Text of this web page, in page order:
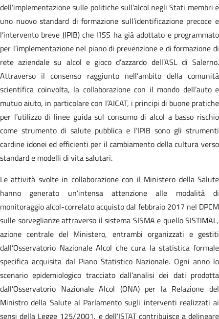
dell’implementazione sulle politiche sull’alcol negli Stati membri e
uno nuovo standard di formazione sull’identificazione precoce e
l’intervento breve (IPIB) che l’ISS ha già adottato e programmato
per l’implementazione nel piano di prevenzione e di formazione di
rete aziendale su alcol e gioco d’azzardo dell’ASL di Salerno.
Attraverso il consenso raggiunto nell’ambito della comunità
scientifica coinvolta, la collaborazione con il mondo dell’auto e
mutuo aiuto, in particolare con l’AICAT, i principi di buone pratiche
per l’utilizzo di linee guida sul consumo di alcol a basso rischio
come strumento di salute pubblica e l’IPIB sono gli strumenti
cardine idonei ed efficienti per il cambiamento della cultura verso
standard e modelli di vita salutari.
Le attività svolte in collaborazione con il Ministero della Salute
hanno generato un’intensa attenzione alle modalità di
monitoraggio alcol-correlato acquisto dal febbraio 2017 nel DPCM
sulle sorveglianze attraverso il sistema SISMA e quello SISTIMAL,
azione centrale del Ministero, entrambi organizzati e gestiti
dall’Osservatorio Nazionale Alcol che cura la statistica formale
specifica acquisita dal Piano Statistico Nazionale. Ogni anno lo
scenario epidemiologico tracciato dall’analisi dei dati prodotta
dall’Osservatorio Nazionale Alcol (ONA) per la Relazione del
Ministro della Salute al Parlamento sugli interventi realizzati ai
sensi della Legge 125/2001, e dell’ISTAT contribuisce a delineare